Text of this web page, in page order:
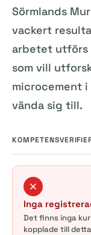
Sörmlands
vackert
arbetet utförs
som vill
microcement
vända sig till.
Inga
Det finns inga
kopplade till